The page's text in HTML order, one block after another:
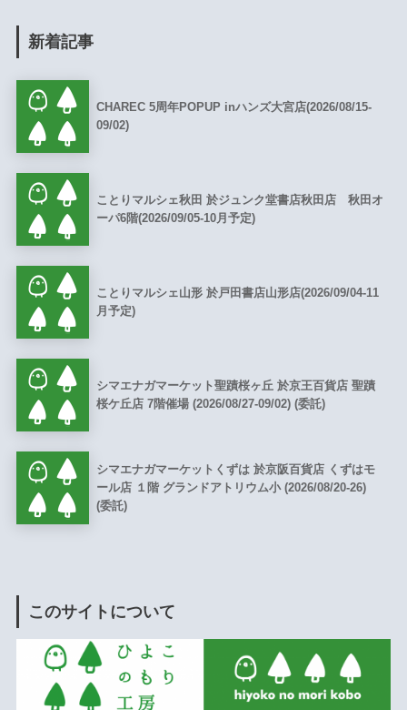
新着記事
CHAREC 5周年POPUP inハンズ大宮店(2026/08/15-
09/02)
ことりマルシェ秋田 於ジュンク堂書店秋田店 秋田オ
ーパ6階(2026/09/05-10月予定)
ことりマルシェ山形 於戸田書店山形店(2026/09/04-11
月予定)
シマエナガマーケット聖蹟桜ヶ丘 於京王百貨店 聖蹟
桜ケ丘店 7階催場 (2026/08/27-09/02) (委託)
シマエナガマーケットくずは 於京阪百貨店 くずはモ
ール店 １階 グランドアトリウム小 (2026/08/20-26)
(委託)
このサイトについて